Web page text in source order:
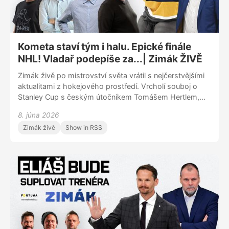
Ujčík?
Kometa staví tým i halu. Epické finále
NHL! Vladař podepíše za...| Zimák ŽIVĚ
Zimák živě po mistrovství světa vrátil s nejčerstvějšími
aktualitami z hokejového prostředí. Vrcholí souboj o
Stanley Cup s českým útočníkem Tomášem Hertlem,
finále nabídly fantastickou podívanou. NHL se týkalo
také téma brankáře Daniela Vladaře, pro nějž se chystá
těch moravských. Velké (nejen) hráčské změny učinili v
Brně, Vítkovicích, Olomouci i prvoligovém Zlíně a
Vsetíně. Jaké je současné zákulisí těchto klubů a co od
nich čekat? Prozradí sestava redaktorů deníku Sport ve
složení Patrik Czepiec, Pavel Bárta, Michal Koštuřík a
Daniel Fekets.
8. júna 2026
Zimák živě Show in RSS